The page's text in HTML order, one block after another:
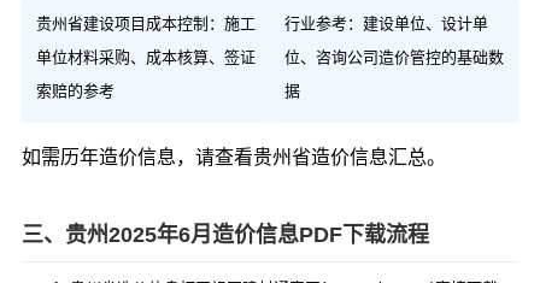
贵州省建设项目成本控制：施工
单位材料采购、成本核算、签证
索赔的参考
行业参考：建设单位、设计单
位、咨询公司造价管控的基础数
据
如需历年造价信息，请查看贵州省造价信息汇总。
三、贵州2025年6月造价信息PDF下载流程